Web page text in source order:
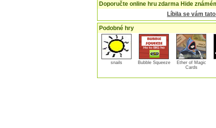
Doporučte online hru zdarma Hide
Líbila se vám
Podobné hry
snails Bubble Squeeze
Ether of Magic
Cards